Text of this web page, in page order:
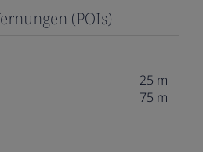
(POIs)
25 m
75 m